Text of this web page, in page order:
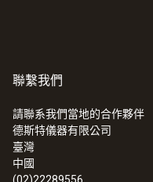
与风量罩使用，
聯繫我們
請聯系我們當地的合作夥伴
德斯特儀器有限公司
臺灣
中國